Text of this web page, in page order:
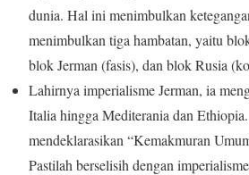
dunia. Hal ini menimbulkan
menimbulkan tiga hambatan, yaitu
blok Jerman (fasis), dan blok Rusia
Lahirnya imperialisme Jerman, ia
Italia hingga Mediterania dan
mendeklarasikan “Kemakmuran
Pastilah berselisih dengan